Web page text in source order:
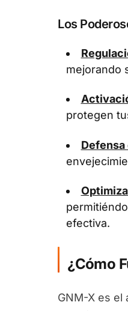
Los
mejorando
protegen
efectiva.
¿Cómo
GNM-X es